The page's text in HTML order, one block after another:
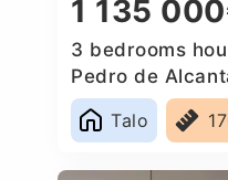
1 135
3 bedrooms
Pedro de
Talo